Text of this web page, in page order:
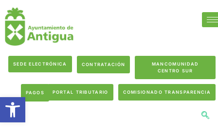
SEDE ELECTRÓNICA CONTRATACIÓN
MANCOMUNIDAD
CENTRO SUR
PAGOS PORTAL TRIBUTARIO COMISIONADO TRANSPARENCIA
Abrir barra de herramientas